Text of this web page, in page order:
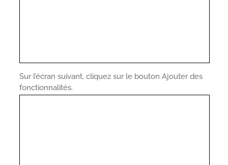
Sur l’écran suivant, cliquez sur le bouton Ajouter des
fonctionnalités.